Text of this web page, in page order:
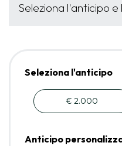
Seleziona l'anticipo
Seleziona l'anticipo
€ 2.000
Anticipo